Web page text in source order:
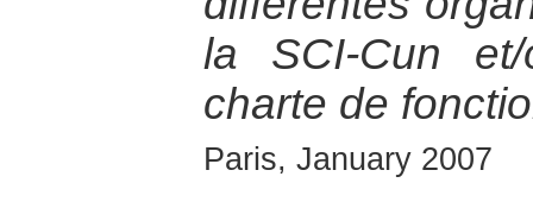
la SCI-Cun
charte de
Paris, January 2007